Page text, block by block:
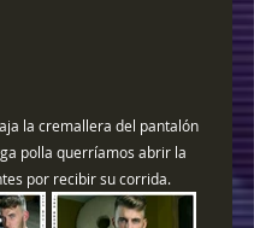
la cremallera del pantalón
polla querríamos abrir la
por recibir su corrida.